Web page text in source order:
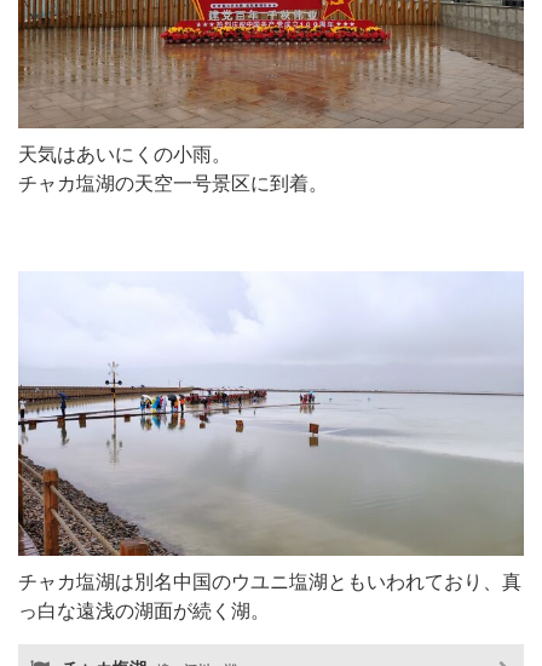
天気はあいにくの小雨。
チャカ塩湖の天空一号景区に到着。
チャカ塩湖は別名中国のウユニ塩湖ともいわれており、真
っ白な遠浅の湖面が続く湖。